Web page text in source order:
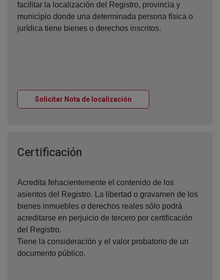
facilitar la localización del Registro, provincia y
municipio donde una determinada persona física o
jurídica tiene bienes o derechos inscritos.
Solicitar Nota de localización
Certificación
Acredita fehacientemente el contenido de los
asientos del Registro. La libertad o gravamen de los
bienes inmuebles o derechos reales sólo podrá
acreditarse en perjuicio de tercero por certificación
del Registro.
Tiene la consideración y el valor probatorio de un
documento público.